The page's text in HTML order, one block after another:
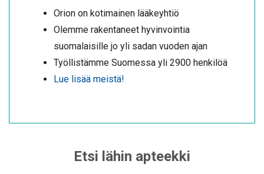
Orion on kotimainen lääkeyhtiö
Olemme rakentaneet hyvinvointia
suomalaisille jo yli sadan vuoden ajan
Työllistämme Suomessa yli 2900 henkilöä
Lue lisää meistä!
Etsi lähin apteekki